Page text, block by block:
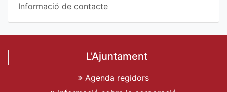
Informació de contacte
L'Ajuntament
Agenda regidors